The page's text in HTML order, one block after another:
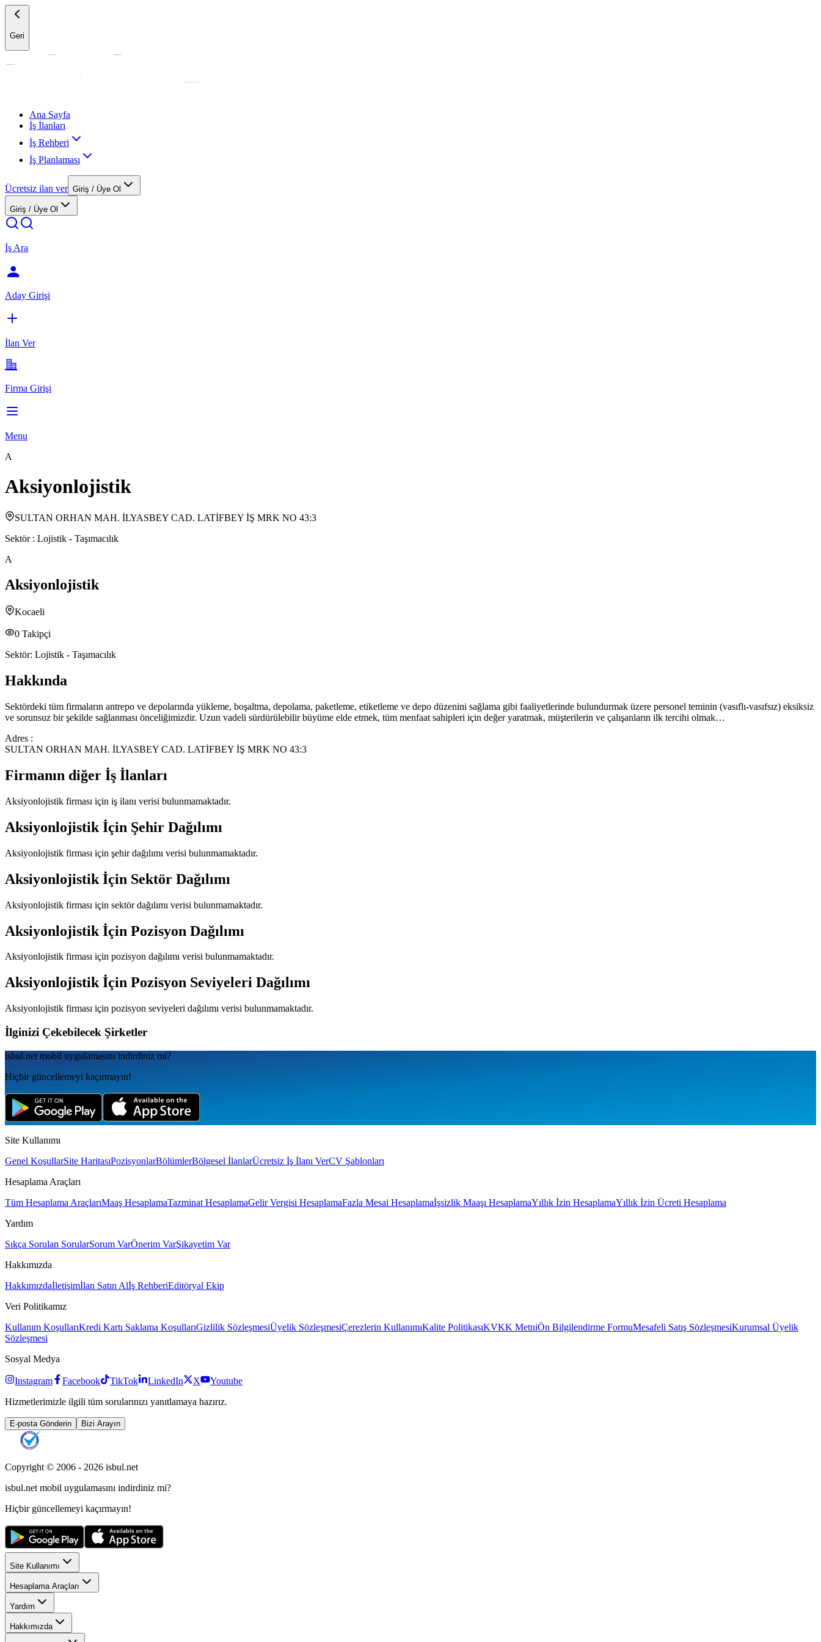
Geri
Ana Sayfa
İş İlanları
İş Rehberi
İş Planlaması
Ücretsiz ilan ver Giriş / Üye Ol
Giriş / Üye Ol
İş Ara
Aday Girişi
İlan Ver
Firma Girişi
Menu
A
Aksiyonlojistik
SULTAN ORHAN MAH. İLYASBEY CAD. LATİFBEY İŞ MRK NO 43:3
Sektör : Lojistik - Taşımacılık
A
Aksiyonlojistik
Kocaeli
0 Takipçi
Sektör: Lojistik - Taşımacılık
Hakkında
Sektördeki tüm firmaların antrepo ve depolarında yükleme, boşaltma, depolama, paketleme, etiketleme ve depo düzenini sağlama gibi faaliyetlerinde bulundurmak üzere personel teminin (vasıflı-vasıfsız) eksiksiz
ve sorunsuz bir şekilde sağlanması önceliğimizdir. Uzun vadeli sürdürülebilir büyüme elde etmek, tüm menfaat sahipleri için değer yaratmak, müşterilerin ve çalışanların ilk tercihi olmak…
Adres :
SULTAN ORHAN MAH. İLYASBEY CAD. LATİFBEY İŞ MRK NO 43:3
Firmanın diğer İş İlanları
Aksiyonlojistik firması için iş ilanı verisi bulunmamaktadır.
Aksiyonlojistik İçin Şehir Dağılımı
Aksiyonlojistik firması için şehir dağılımı verisi bulunmamaktadır.
Aksiyonlojistik İçin Sektör Dağılımı
Aksiyonlojistik firması için sektör dağılımı verisi bulunmamaktadır.
Aksiyonlojistik İçin Pozisyon Dağılımı
Aksiyonlojistik firması için pozisyon dağılımı verisi bulunmamaktadır.
Aksiyonlojistikİçin Pozisyon Seviyeleri Dağılımı
Aksiyonlojistik firması için pozisyon seviyeleri dağılımı verisi bulunmamaktadır.
İlginizi Çekebilecek Şirketler
isbul.net mobil uygulamаsını indirdiniz mi?
Hiçbir güncellemeyi kaçırmayın!
Site Kullanımı
Genel KoşullarSite HaritasıPozisyonlarBölümlerBölgesel İlanlarÜcretsiz İş İlanı VerCV Şablonları
Hesaplama Araçları
Tüm Hesaplama AraçlarıMaaş HesaplamaTazminat HesaplamaGelir Vergisi HesaplamaFazla Mesai Hesaplamaİşsizlik Maaşı HesaplamaYıllık İzin HesaplamaYıllık İzin Ücreti Hesaplama
Yardım
Sıkça Sorulan SorularSorum VarÖnerim VarŞikayetim Var
Hakkımızda
Hakkımızdaİletişimİlan Satın Alİş RehberiEditöryal Ekip
Veri Politikamız
Kullanım KoşullarıKredi Kartı Saklama KoşullarıGizlilik SözleşmesiÜyelik SözleşmesiÇerezlerin KullanımıKalite PolitikasıKVKK MetniÖn Bilgilendirme FormuMesafeli Satış SözleşmesiKurumsal Üyelik
Sözleşmesi
Sosyal Medya
Instagram Facebook TikTok LinkedIn X
Youtube
Hizmetlerimizle ilgili tüm sorularınızı yanıtlamaya hazırız.
E-posta Gönderin Bizi Arayın
Copyright © 2006 - 2026 isbul.net
isbul.net mobil uygulamasını indirdiniz mi?
Hiçbir güncellemeyi kaçırmayın!
Site Kullanımı
Hesaplama Araçları
Yardım
Hakkımızda